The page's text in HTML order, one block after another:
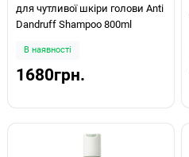
для чутливої шкіри голови Anti
Dandruff Shampoo 800ml
В наявності
1680грн.